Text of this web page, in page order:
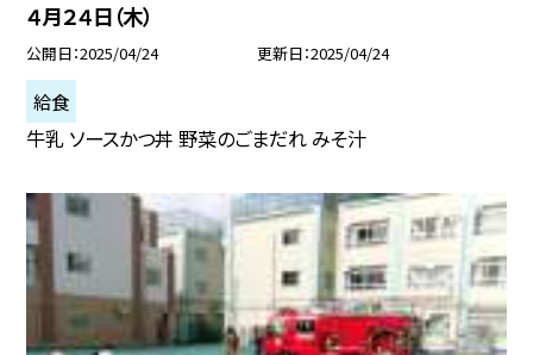
４月２４日（木）
公開日 2025/04/24 更新日 2025/04/24
給食
牛乳 ソースかつ丼 野菜のごまだれ みそ汁